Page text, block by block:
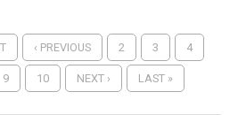
‹ PREVIOUS 2 3 4
9 10 NEXT › LAST »